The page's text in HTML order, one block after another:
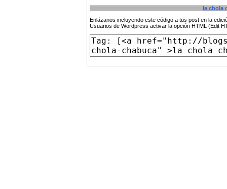
la chola
Enlázanos incluyendo este código a tus post en la
Usuarios de Wordpress activar la opción HTML (Edit